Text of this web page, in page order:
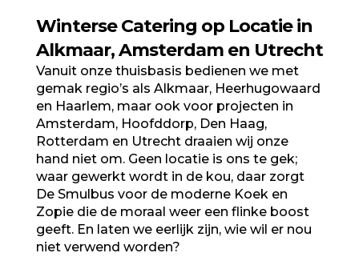
Winterse Catering op Locatie in
Alkmaar, Amsterdam en Utrecht
Vanuit onze thuisbasis bedienen we met
gemak regio’s als Alkmaar, Heerhugowaard
en Haarlem, maar ook voor projecten in
Amsterdam, Hoofddorp, Den Haag,
Rotterdam en Utrecht draaien wij onze
hand niet om. Geen locatie is ons te gek;
waar gewerkt wordt in de kou, daar zorgt
De Smulbus voor de moderne Koek en
Zopie die de moraal weer een flinke boost
geeft. En laten we eerlijk zijn, wie wil er nou
niet verwend worden?